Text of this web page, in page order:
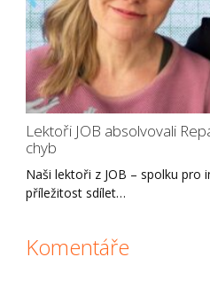
Lektoři JOB absolvovali
chyb
Naši lektoři z JOB – spolku pro
příležitost sdílet…
Komentáře